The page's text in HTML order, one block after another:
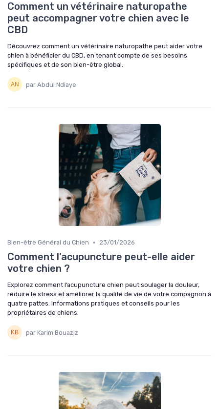
Comment un vétérinaire naturopathe
peut accompagner votre chien avec le
CBD
Découvrez comment un vétérinaire naturopathe peut aider votre
chien à bénéficier du CBD, en tenant compte de ses besoins
spécifiques et de son bien-être global.
par Abdul Ndiaye
Bien-être Général du Chien • 23/01/2026
Comment l’acupuncture peut-elle aider
votre chien ?
Explorez comment l’acupuncture chien peut soulager la douleur,
réduire le stress et améliorer la qualité de vie de votre compagnon à
quatre pattes. Informations pratiques et conseils pour les
propriétaires de chiens.
par Karim Bouaziz